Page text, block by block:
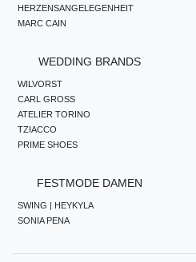
HERZENSANGELEGENHEIT
MARC CAIN
WEDDING BRANDS
WILVORST
CARL GROSS
ATELIER TORINO
TZIACCO
PRIME SHOES
FESTMODE DAMEN
SWING | HEYKYLA
SONIA PENA